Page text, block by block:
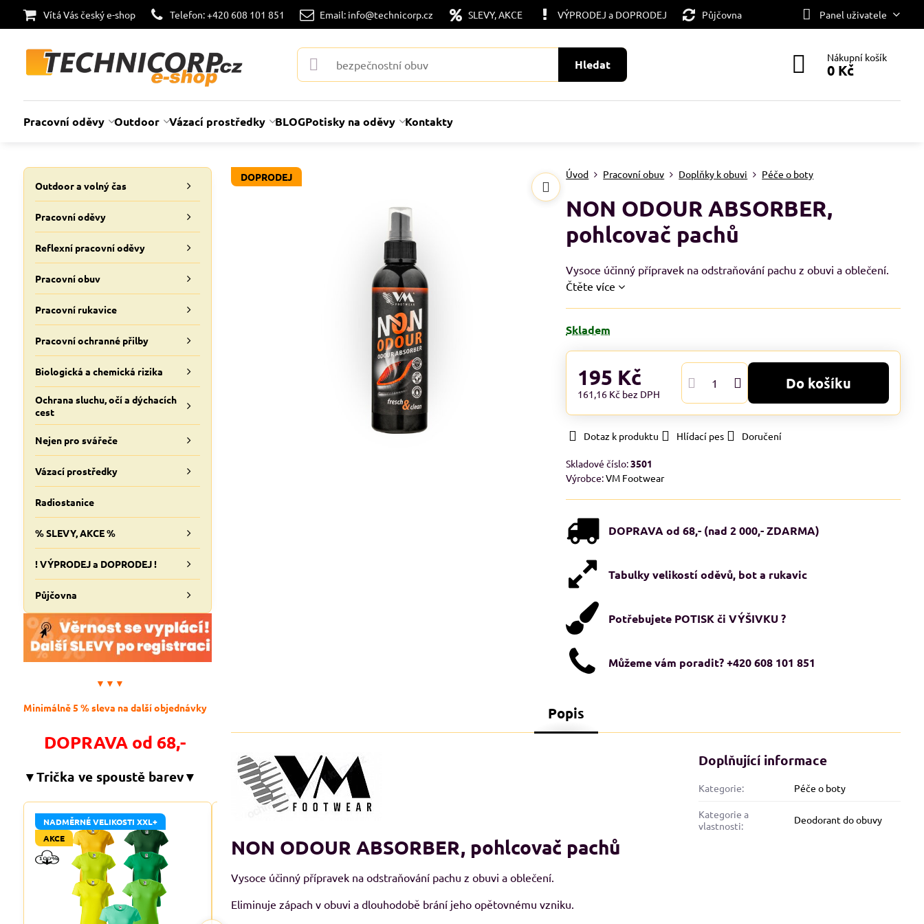
Vítá Vás český e-shop Telefon: +420 608 101 851 Email: info@technicorp.cz SLEVY, AKCE VÝPRODEJ a DOPRODEJ Půjčovna Panel uživatele
Hledat Nákupní košík
0 Kč
Pracovní oděvy Outdoor Vázací prostředky BLOGPotisky na oděvy Kontakty
DOPRODEJ Úvod Pracovní obuv Doplňky k obuvi Péče o boty
NON ODOUR ABSORBER,
pohlcovač pachů
Vysoce účinný přípravek na odstraňování pachu z obuvi a oblečení.
Čtěte více
Skladem
195 Kč
161,16 Kč bez DPH
Do košíku
Dotaz k produktu Hlídací pes Doručení
Skladové číslo:3501
Výrobce:VM Footwear
DOPRAVA od 68,- (nad 2 000,- ZDARMA)
Tabulky velikostí oděvů, bot a rukavic
Potřebujete POTISK či VÝŠIVKU ?
Můžeme vám poradit? +420 608 101 851
Popis
NON ODOUR ABSORBER, pohlcovač pachů
Vysoce účinný přípravek na odstraňování pachu z obuvi a oblečení.
Eliminuje zápach v obuvi a dlouhodobě brání jeho opětovnému vzniku.
Doplňující informace
Kategorie: Péče o boty
Kategorie a
vlastnosti:
Deodorant do obuvy
Outdoor a volný čas
Pracovní oděvy
Reflexní pracovní oděvy
Pracovní obuv
Pracovní rukavice
Pracovní ochranné přilby
Biologická a chemická rizika
Ochrana sluchu, očí a dýchacích
cest
Nejen pro svářeče
Vázací prostředky
Radiostanice
% SLEVY, AKCE %
! VÝPRODEJ a DOPRODEJ !
Půjčovna
▼▼▼
Minimálně 5 % sleva na další objednávky
DOPRAVA od 68,-
▼Trička ve spoustě barev▼
NADMĚRNÉ VELIKOSTI XXL+
AKCE
NADMĚRNÉ VELIKOSTI XXL+
AKCE
NADMĚRNÉ VELIKOSTI XXL+